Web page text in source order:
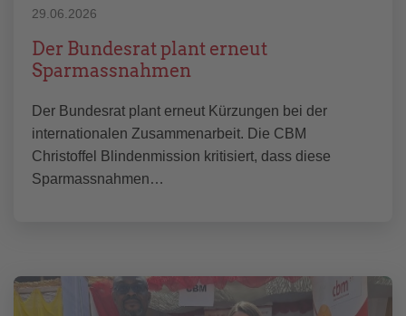
29.06.2026
Der Bundesrat plant erneut
Sparmassnahmen
Der Bundesrat plant erneut Kürzungen bei der
internationalen Zusammenarbeit. Die CBM
Christoffel Blindenmission kritisiert, dass diese
Sparmassnahmen…